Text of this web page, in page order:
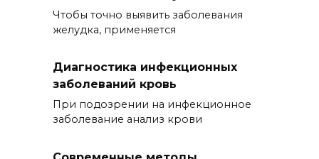
Чтобы точно выявить заболевания
желудка, применяется
Диагностика инфекционных
заболеваний кровь
При подозрении на инфекционное
заболевание анализ крови